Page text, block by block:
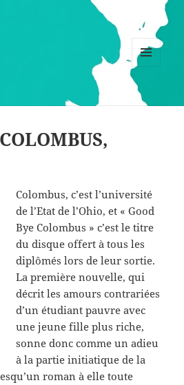
MENU
WIDGETS
Colombus, c’est l’université
de l’Etat de l’Ohio, et « Good
Bye Colombus » c’est le titre
du disque offert à tous les
diplômés lors de leur sortie.
La première nouvelle, qui
décrit les amours contrariées
d’un étudiant pauvre avec
une jeune fille plus riche,
sonne donc comme un adieu
à la partie initiatique de la
roman à elle toute